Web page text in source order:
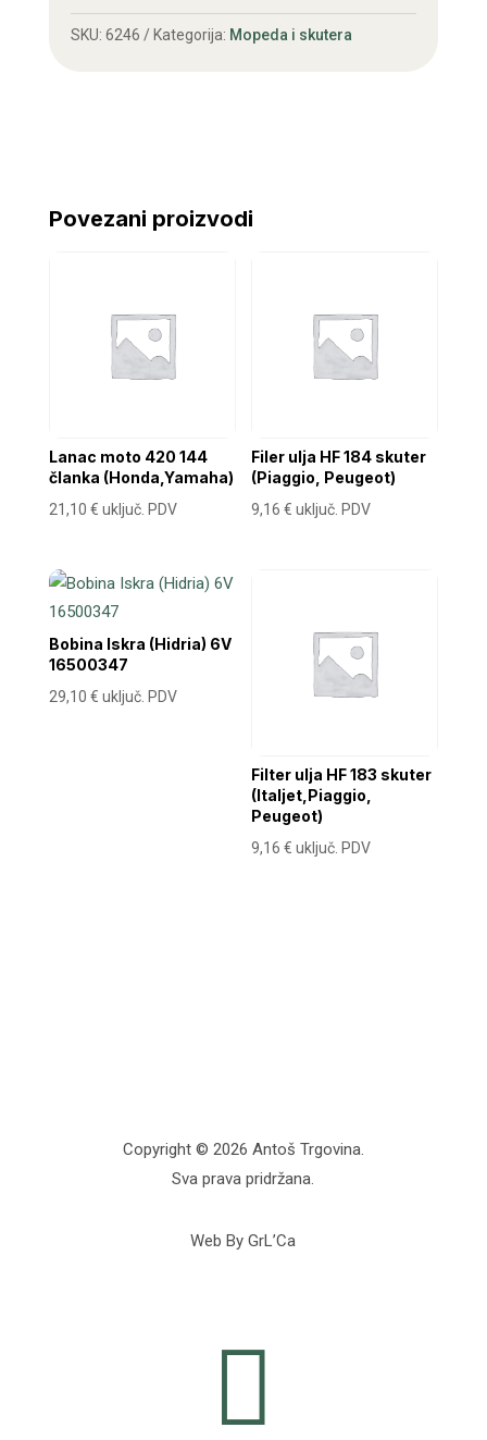
skuter
SKU: 6246 Kategorija: Mopeda i skutera
Povezani proizvodi
Lanac moto 420 144
članka (Honda,Yamaha)
21,10 € uključ. PDV
Filer ulja HF 184 skuter
(Piaggio, Peugeot)
9,16€ uključ. PDV
Bobina Iskra (Hidria) 6V
16500347
29,10 € uključ. PDV
Filter ulja HF 183 skuter
(Italjet,Piaggio,
Peugeot)
9,16€ uključ. PDV
Copyright © 2026 Antoš Trgovina.
Sva prava pridržana.
Web By GrL’Ca
